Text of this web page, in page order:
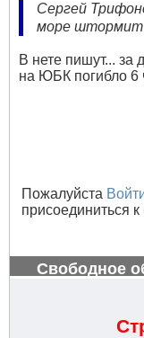
Сергей
море штормит
В нете пишут... за
на ЮБК погибло 6
Пожалуйста
присоединиться к
Свободное